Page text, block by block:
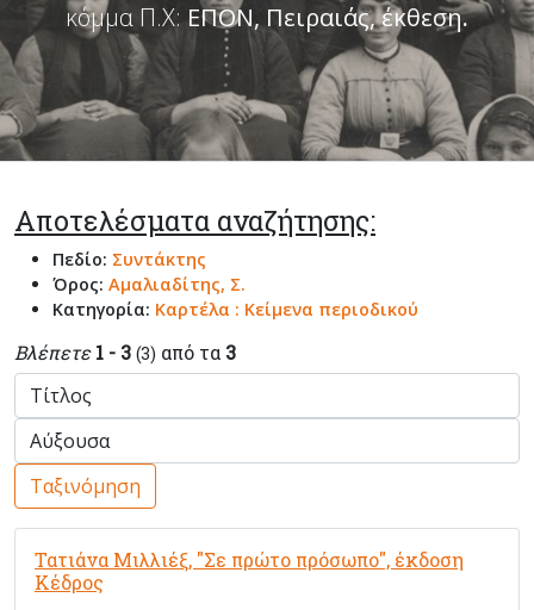
κόμμα Π.Χ: ΕΠΟΝ, Πειραιάς, έκθεση.
Αποτελέσματα αναζήτησης:
Πεδίο: Συντάκτης
Όρος: Αμαλιαδίτης, Σ.
Κατηγορία: Καρτέλα : Κείμενα περιοδικού
Βλέπετε 1 - 3 (3) από τα 3
Ταξινόμηση
Τατιάνα Μιλλιέξ, "Σε πρώτο πρόσωπο", έκδοση
Κέδρος